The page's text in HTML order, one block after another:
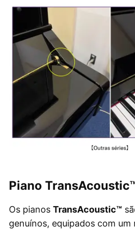
Piano
Os pianos TransAcoustic™
genuínos, equipados com um